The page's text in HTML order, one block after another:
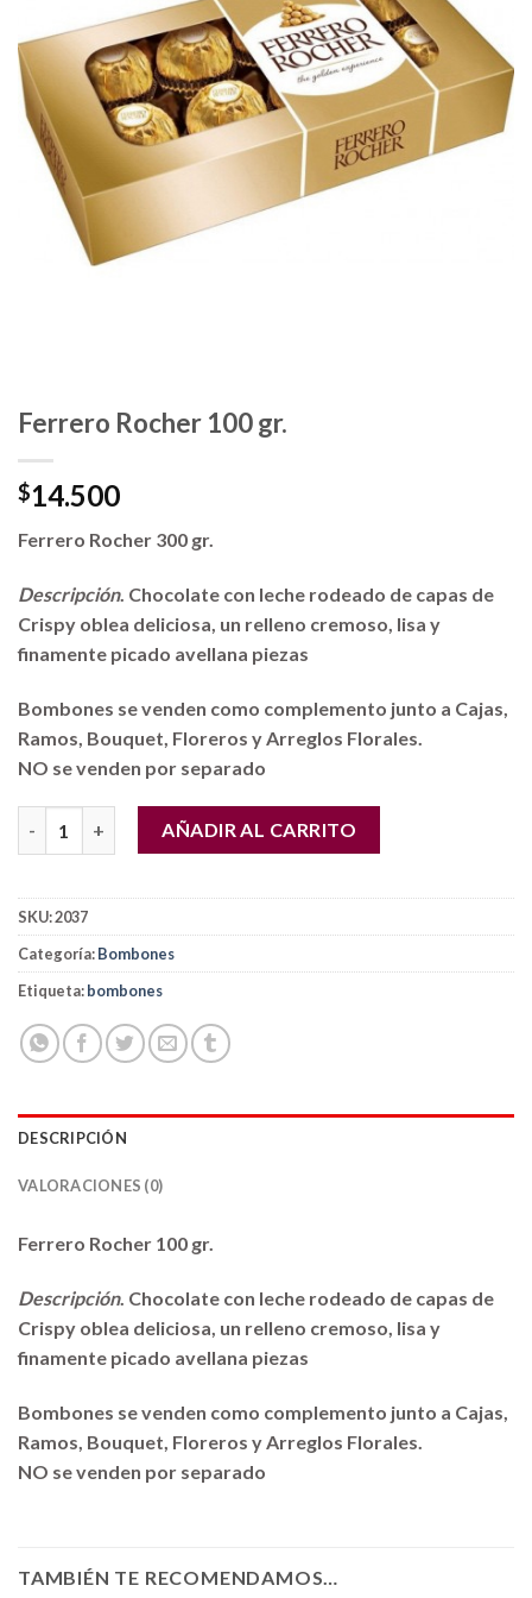
Ferrero Rocher 100 gr.
$14.500
Ferrero Rocher 300 gr.
Descripción. Chocolate con leche rodeado de capas de
Crispy oblea deliciosa, un relleno cremoso, lisa y
finamente picado avellana piezas
Bombones se venden como complemento junto a Cajas,
Ramos, Bouquet, Floreros y Arreglos Florales.
NO se venden por separado
Ferrero Rocher 100 gr. cantidadAÑADIR AL CARRITO
SKU:2037
Categoría:Bombones
Etiqueta:bombones
DESCRIPCIÓN
VALORACIONES (0)
Ferrero Rocher 100 gr.
Descripción. Chocolate con leche rodeado de capas de
Crispy oblea deliciosa, un relleno cremoso, lisa y
finamente picado avellana piezas
Bombones se venden como complemento junto a Cajas,
Ramos, Bouquet, Floreros y Arreglos Florales.
NO se venden por separado
TAMBIÉN TE RECOMENDAMOS…